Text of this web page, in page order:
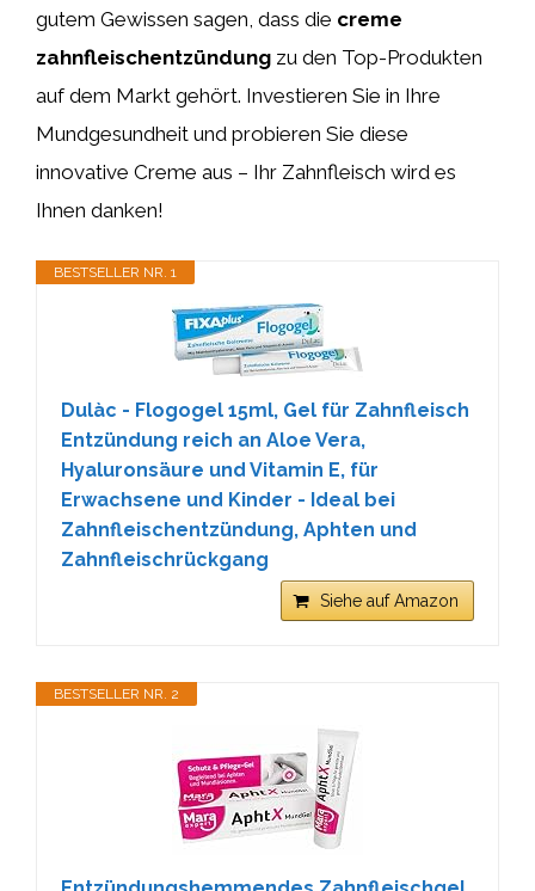
gutem Gewissen sagen, dass die creme
zahnfleischentzündung zu den Top-Produkten
auf dem Markt gehört. Investieren Sie in Ihre
Mundgesundheit und probieren Sie diese
innovative Creme aus – Ihr Zahnfleisch wird es
Ihnen danken!
BESTSELLER NR. 1
Dulàc - Flogogel 15ml, Gel für Zahnfleisch
Entzündung reich an Aloe Vera,
Hyaluronsäure und Vitamin E, für
Erwachsene und Kinder - Ideal bei
Zahnfleischentzündung, Aphten und
Zahnfleischrückgang
Siehe auf Amazon
BESTSELLER NR. 2